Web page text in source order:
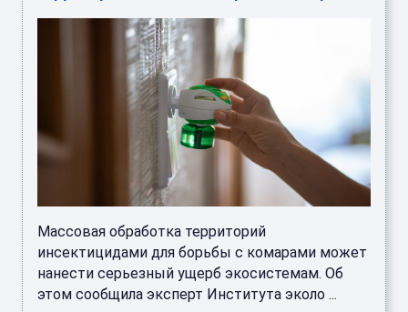
Массовая обработка территорий
инсектицидами для борьбы с комарами может
нанести серьезный ущерб экосистемам. Об
этом сообщила эксперт Института эколо ...